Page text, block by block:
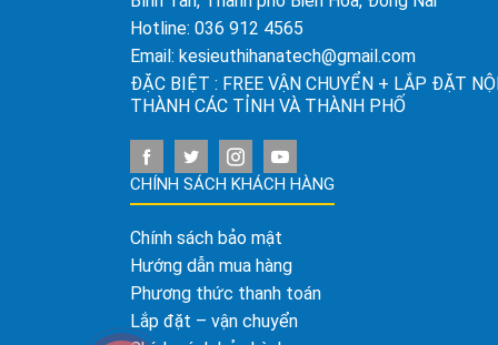
Hotline: 036 912 4565
Email: kesieuthihanatech@gmail.com
ĐẶC BIỆT : FREE VẬN CHUYỂN + LẮP ĐẶT
THÀNH CÁC TỈNH VÀ THÀNH PHỐ
CHÍNH SÁCH KHÁCH HÀNG
Chính sách bảo mật
Hướng dẫn mua hàng
Phương thức thanh toán
Lắp đặt – vận chuyển